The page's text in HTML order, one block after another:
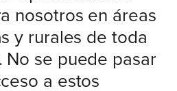
nosotros en áreas
y rurales de toda
No se puede pasar
a estos